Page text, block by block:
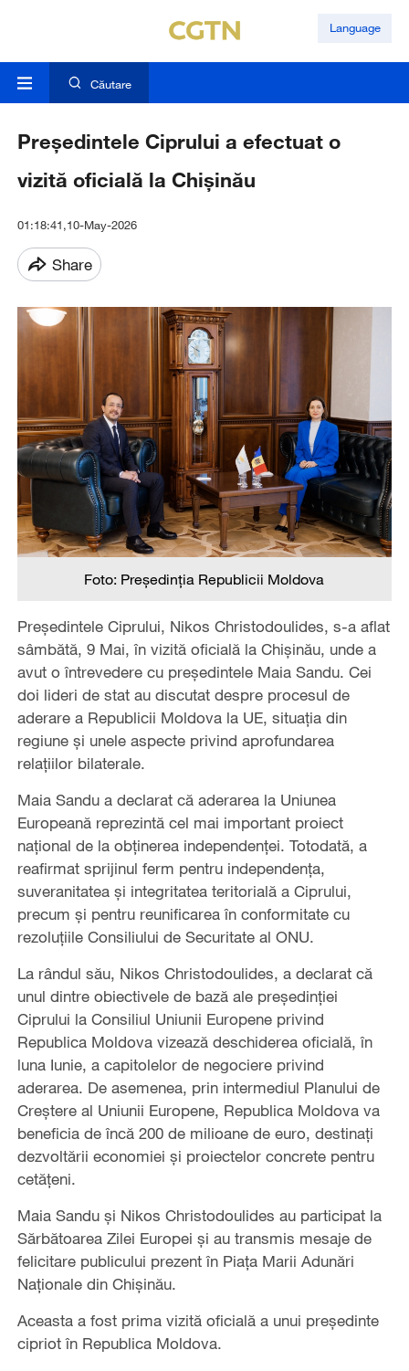
Language
Căutare
Președintele Ciprului a efectuat o
vizită oficială la Chișinău
01:18:41,10-May-2026
Share
Foto: Președinția Republicii Moldova
Președintele Ciprului, Nikos Christodoulides, s-a aflat
sâmbătă, 9 Mai, în vizită oficială la Chișinău, unde a
avut o întrevedere cu președintele Maia Sandu. Cei
doi lideri de stat au discutat despre procesul de
aderare a Republicii Moldova la UE, situația din
regiune și unele aspecte privind aprofundarea
relațiilor bilaterale.
Maia Sandu a declarat că aderarea la Uniunea
Europeană reprezintă cel mai important proiect
național de la obținerea independenței. Totodată, a
reafirmat sprijinul ferm pentru independența,
suveranitatea și integritatea teritorială a Ciprului,
precum și pentru reunificarea în conformitate cu
rezoluțiile Consiliului de Securitate al ONU.
La rândul său, Nikos Christodoulides, a declarat că
unul dintre obiectivele de bază ale președinției
Ciprului la Consiliul Uniunii Europene privind
Republica Moldova vizează deschiderea oficială, în
luna Iunie, a capitolelor de negociere privind
aderarea. De asemenea, prin intermediul Planului de
Creștere al Uniunii Europene, Republica Moldova va
beneficia de încă 200 de milioane de euro, destinați
dezvoltării economiei și proiectelor concrete pentru
cetățeni.
Maia Sandu și Nikos Christodoulides au participat la
Sărbătoarea Zilei Europei și au transmis mesaje de
felicitare publicului prezent în Piața Marii Adunări
Naționale din Chișinău.
Aceasta a fost prima vizită oficială a unui președinte
cipriot în Republica Moldova.